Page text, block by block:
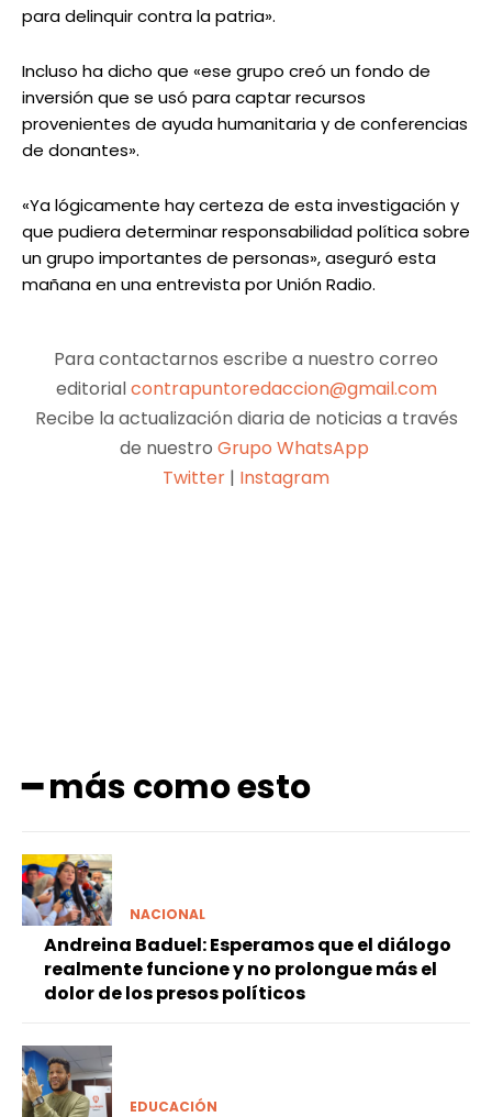
para delinquir contra la patria».
Incluso ha dicho que «ese grupo creó un fondo de
inversión que se usó para captar recursos
provenientes de ayuda humanitaria y de conferencias
de donantes».
«Ya lógicamente hay certeza de esta investigación y
que pudiera determinar responsabilidad política sobre
un grupo importantes de personas», aseguró esta
mañana en una entrevista por Unión Radio.
Para contactarnos escribe a nuestro correo
editorialcontrapuntoredaccion@gmail.com
Recibe la actualización diaria de noticias a través
de nuestro Grupo WhatsApp
Twitter | Instagram
━ más como esto
NACIONAL
Andreina Baduel: Esperamos que el diálogo
realmente funcione y no prolongue más el
dolor de los presos políticos
EDUCACIÓN